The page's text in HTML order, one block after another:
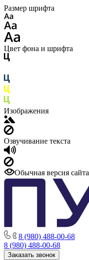
Размер шрифта
Цвет фона и шрифта
Изображения
Озвучивание текста
Обычная версия сайта
8 (980) 488-00-68
8 (980) 488-00-68
Заказать звонок